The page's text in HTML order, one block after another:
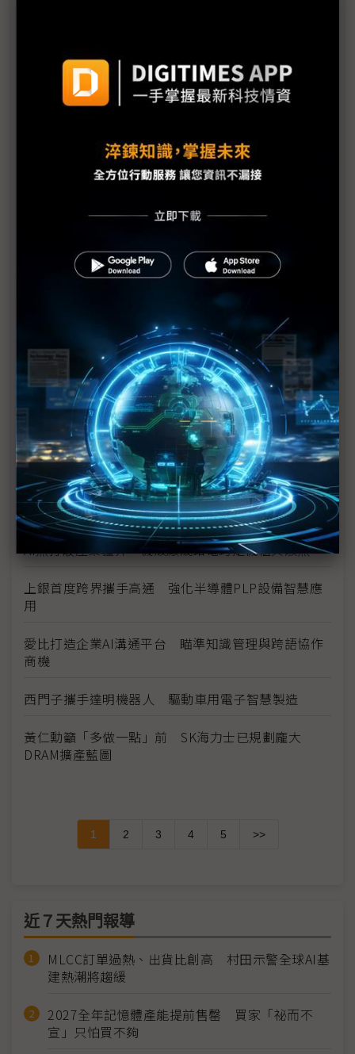
雲端算力外溢地端 IPC卡位邊緣AI與實體AI應用
揭示電子紙下個十年
《不具名消息》SEP71從追星現場到獨家專訪——史
Marvell押注矽光子 AI資料中心互連迎十年重構
數位分身卡位AI工廠 達梭、雲達攜NVIDIA搶攻工業
級部署
（獨家）晶片產能滿手、銅牆終將倒下？ Marvell
營運長談AI光學互連的下一步
（獨家）NVIDIA AI伺服器架構散熱趨彈性 兩片式均
熱片朝「可拆卸」方向設計
AI熱打破產業疆界 機殼廠晟銘電跨足機櫃與散熱
上銀首度跨界攜手高通 強化半導體PLP設備智慧應
用
愛比打造企業AI溝通平台 瞄準知識管理與跨語協作
商機
西門子攜手達明機器人 驅動車用電子智慧製造
黃仁勳籲「多做一點」前 SK海力士已規劃龐大
DRAM擴產藍圖
1 2 3 4 5 >>
近７天熱門報導
MLCC訂單過熱、出貨比創高 村田示警全球AI基
建熱潮將趨緩
2027全年記憶體產能提前售罄 買家「祕而不
宣」只怕買不夠